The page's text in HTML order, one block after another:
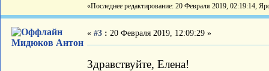
«Последнее редактирование: 20 Февраля 2019, 02:19:14,
Мидюков Антон
« #3 : 20 Февраля 2019, 12:09:29 »
Здравствуйте, Елена!